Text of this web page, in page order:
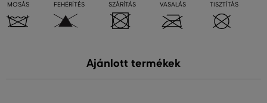
MOSÁS FEHÉRÍTÉS SZÁRÍTÁS VASALÁS TISZTÍTÁS
Ajánlott termékek